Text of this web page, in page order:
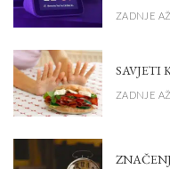
ZADNJE
SAVJETI
ZADNJE